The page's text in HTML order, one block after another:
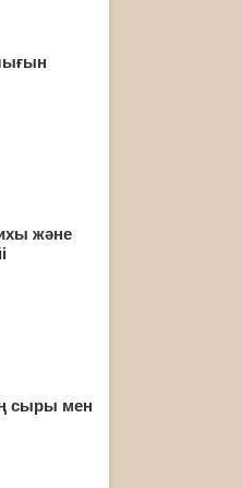
және
сыры мен